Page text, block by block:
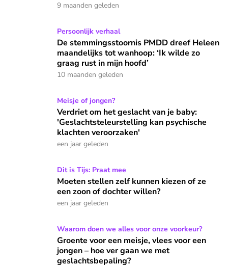
9 maanden geleden
De stemmingsstoornis PMDD dreef Heleen maandelijks
Persoonlijk verhaal
De stemmingsstoornis PMDD dreef Heleen
maandelijks tot wanhoop: ‘Ik wilde zo
graag rust in mijn hoofd’
10 maanden geleden
Verdriet om het geslacht van je baby:
Meisje of jongen?
Verdriet om het geslacht van je baby:
'Geslachtsteleurstelling kan psychische
klachten veroorzaken'
een jaar geleden
Moeten stellen zelf kunnen kiezen of ze een zoon of
Dit is Tijs: Praat mee
Moeten stellen zelf kunnen kiezen of ze
een zoon of dochter willen?
een jaar geleden
Groente voor een meisje, vlees voor een jongen – hoe ver
Waarom doen we alles voor onze voorkeur?
Groente voor een meisje, vlees voor een
jongen – hoe ver gaan we met
geslachtsbepaling?